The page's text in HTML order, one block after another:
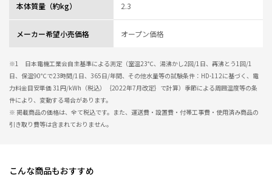
本体質量（約kg） 2.3
メーカー希望小売価格 オープン価格
※1 日本電機工業会自主基準による測定（室温23℃、湯沸かし2回/1日、再沸とう1回/1
日、保温90℃で23時間/1日、365日/年間、その他水量等の試験条件：HD-112に基づく、電
力料金目安単価 31円/kWh（税込）｛2022年7月改定｝で計算）季節による周囲温度等の条
件により、変動する場合があります。
※ 掲載商品の価格は、全て税込です。また、運送費・設置費・付帯工事費・使用済み商品の
引き取り費等は含まれておりません。
こんな商品もおすすめ